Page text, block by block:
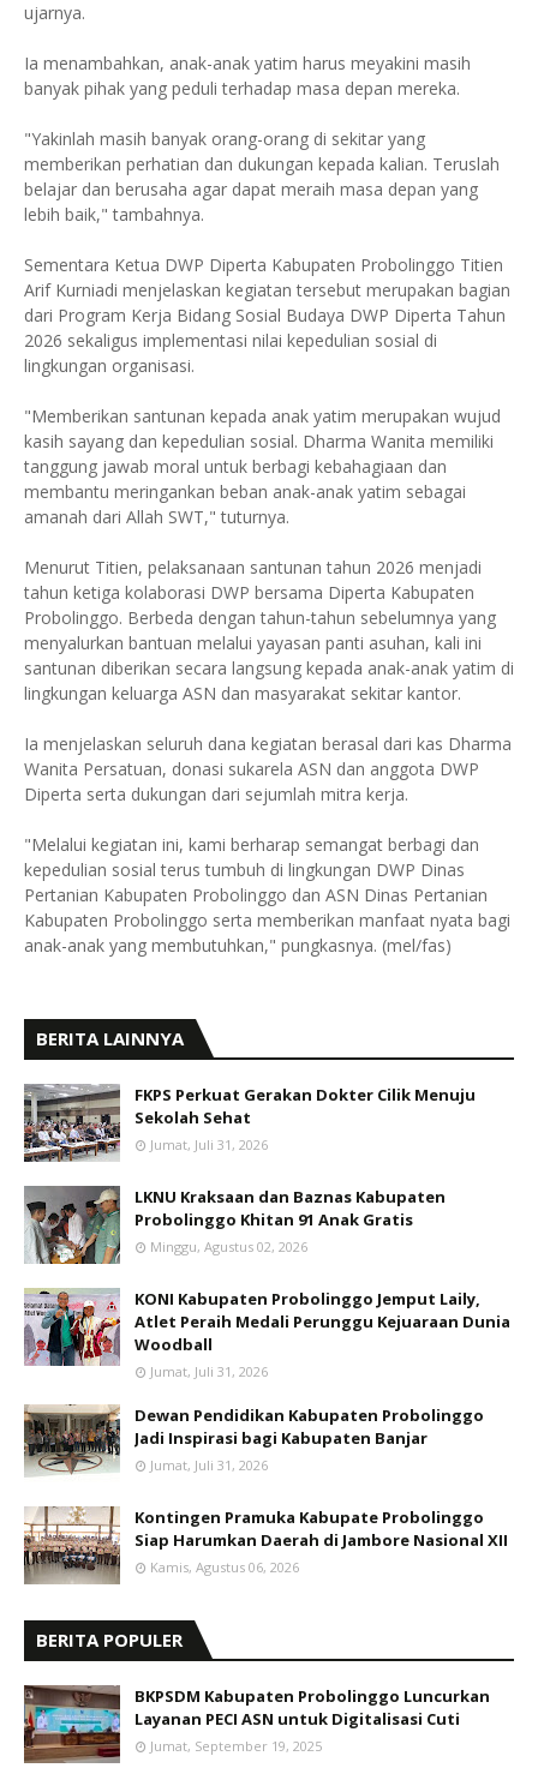
ujarnya.
Ia menambahkan, anak-anak yatim harus meyakini masih
banyak pihak yang peduli terhadap masa depan mereka.
"Yakinlah masih banyak orang-orang di sekitar yang
memberikan perhatian dan dukungan kepada kalian. Teruslah
belajar dan berusaha agar dapat meraih masa depan yang
lebih baik," tambahnya.
Sementara Ketua DWP Diperta Kabupaten Probolinggo Titien
Arif Kurniadi menjelaskan kegiatan tersebut merupakan bagian
dari Program Kerja Bidang Sosial Budaya DWP Diperta Tahun
2026 sekaligus implementasi nilai kepedulian sosial di
lingkungan organisasi.
"Memberikan santunan kepada anak yatim merupakan wujud
kasih sayang dan kepedulian sosial. Dharma Wanita memiliki
tanggung jawab moral untuk berbagi kebahagiaan dan
membantu meringankan beban anak-anak yatim sebagai
amanah dari Allah SWT," tuturnya.
Menurut Titien, pelaksanaan santunan tahun 2026 menjadi
tahun ketiga kolaborasi DWP bersama Diperta Kabupaten
Probolinggo. Berbeda dengan tahun-tahun sebelumnya yang
menyalurkan bantuan melalui yayasan panti asuhan, kali ini
santunan diberikan secara langsung kepada anak-anak yatim di
lingkungan keluarga ASN dan masyarakat sekitar kantor.
Ia menjelaskan seluruh dana kegiatan berasal dari kas Dharma
Wanita Persatuan, donasi sukarela ASN dan anggota DWP
Diperta serta dukungan dari sejumlah mitra kerja.
"Melalui kegiatan ini, kami berharap semangat berbagi dan
kepedulian sosial terus tumbuh di lingkungan DWP Dinas
Pertanian Kabupaten Probolinggo dan ASN Dinas Pertanian
Kabupaten Probolinggo serta memberikan manfaat nyata bagi
anak-anak yang membutuhkan," pungkasnya. (mel/fas)
BERITA LAINNYA
FKPS Perkuat Gerakan Dokter Cilik Menuju
Sekolah Sehat
Jumat, Juli 31, 2026
LKNU Kraksaan dan Baznas Kabupaten
Probolinggo Khitan 91 Anak Gratis
Minggu, Agustus 02, 2026
KONI Kabupaten Probolinggo Jemput Laily,
Atlet Peraih Medali Perunggu Kejuaraan Dunia
Woodball
Jumat, Juli 31, 2026
Dewan Pendidikan Kabupaten Probolinggo
Jadi Inspirasi bagi Kabupaten Banjar
Jumat, Juli 31, 2026
Kontingen Pramuka Kabupate Probolinggo
Siap Harumkan Daerah di Jambore Nasional XII
Kamis, Agustus 06, 2026
BERITA POPULER
BKPSDM Kabupaten Probolinggo Luncurkan
Layanan PECI ASN untuk Digitalisasi Cuti
Jumat, September 19, 2025